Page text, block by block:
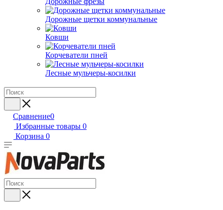
Дорожные щетки коммунальные
Ковши
Корчеватели пней
Лесные мульчеры-косилки
Сравнение0
Избранные товары 0
Корзина 0